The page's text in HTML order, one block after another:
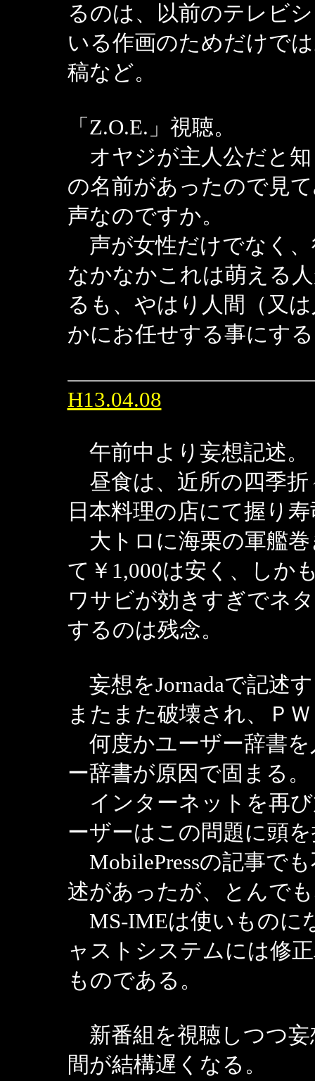
るのは、以前のテレビ
いる作画のためだけで
稿など。
「Z.O.E.」視聴。
オヤジが主人公だと知
の名前があったので見
声なのですか。
声が女性だけでなく
なかなかこれは萌える
るも、やはり人間（又
かにお任せする事にす
H13.04.08
午前中より妄想記述。
昼食は、近所の四季折
日本料理の店にて握り
大トロに海栗の軍艦
て￥1,000は安く、しか
ワサビが効きすぎでネ
するのは残念。
妄想をJornadaで記述
またまた破壊され、Ｐ
何度かユーザー辞書
ー辞書が原因で固まる。
インターネットを再び
ーザーはこの問題に頭
MobilePressの記事で
述があったが、とんで
MS-IMEは使いものに
ャストシステムには修
ものである。
新番組を視聴しつつ妄
間が結構遅くなる。